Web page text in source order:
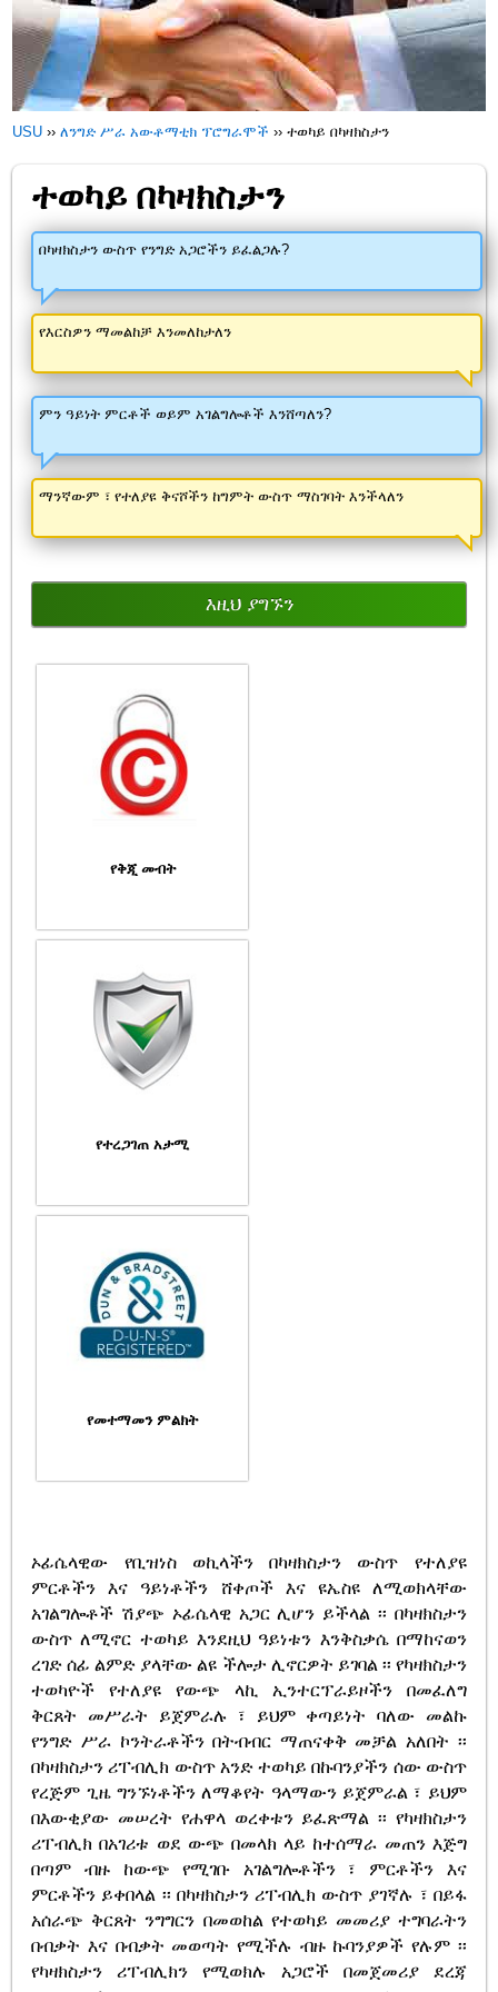
USU ››ለንግድ ሥራ አውቶማቲክ ፕሮግራሞች ››ተወካይ በካዛክስታን
ተወካይ በካዛክስታን
በካዛክስታን ውስጥ የንግድ አጋሮችን ይፈልጋሉ?
የእርስዎን ማመልከቻ እንመለከታለን
ምን ዓይነት ምርቶች ወይም አገልግሎቶች እንሸጣለን?
ማንኛውም ፣ የተለያዩ ቅናሾችን ከግምት ውስጥ ማስገባት እንችላለን
እዚህ ያግኙን
የቅጂ መብት
የተረጋገጠ አታሚ
የመተማመን ምልክት
ኦፊሴላዊው የቢዝነስ ወኪላችን በካዛክስታን ውስጥ የተለያዩ
ምርቶችን እና ዓይነቶችን ሸቀጦች እና ዩኤስዩ ለሚወክላቸው
አገልግሎቶች ሽያጭ ኦፊሴላዊ አጋር ሊሆን ይችላል ፡፡ በካዛክስታን
ውስጥ ለሚኖር ተወካይ እንደዚህ ዓይነቱን እንቅስቃሴ በማከናወን
ረገድ ሰፊ ልምድ ያላቸው ልዩ ችሎታ ሊኖርዎት ይገባል ፡፡ የካዛክስታን
ተወካዮች የተለያዩ የውጭ ላኪ ኢንተርፕራይዞችን በመፈለግ
ቅርጸት መሥራት ይጀምራሉ ፣ ይህም ቀጣይነት ባለው መልኩ
የንግድ ሥራ ኮንትራቶችን በትብብር ማጠናቀቅ መቻል አለበት ፡፡
በካዛክስታን ሪፐብሊክ ውስጥ አንድ ተወካይ በኩባንያችን ሰው ውስጥ
የረጅም ጊዜ ግንኙነቶችን ለማቆየት ዓላማውን ይጀምራል ፣ ይህም
በእውቂያው መሠረት የሐዋላ ወረቀቱን ይፈጽማል ፡፡ የካዛክስታን
ሪፐብሊክ በአገሪቱ ወደ ውጭ በመላክ ላይ ከተሰማራ መጠን እጅግ
በጣም ብዙ ከውጭ የሚገቡ አገልግሎቶችን ፣ ምርቶችን እና
ምርቶችን ይቀበላል ፡፡ በካዛክስታን ሪፐብሊክ ውስጥ ያገኛሉ ፣ በይፋ
አሰራጭ ቅርጸት ንግግርን በመወከል የተወካይ መመሪያ ተግባራትን
በብቃት እና በብቃት መወጣት የሚችሉ ብዙ ኩባንያዎች የሉም ፡፡
የካዛክስታን ሪፐብሊክን የሚወክሉ አጋሮች በመጀመሪያ ደረጃ